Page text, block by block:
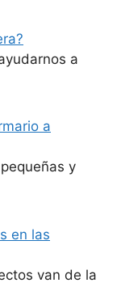
a
a
y
en las
van de la